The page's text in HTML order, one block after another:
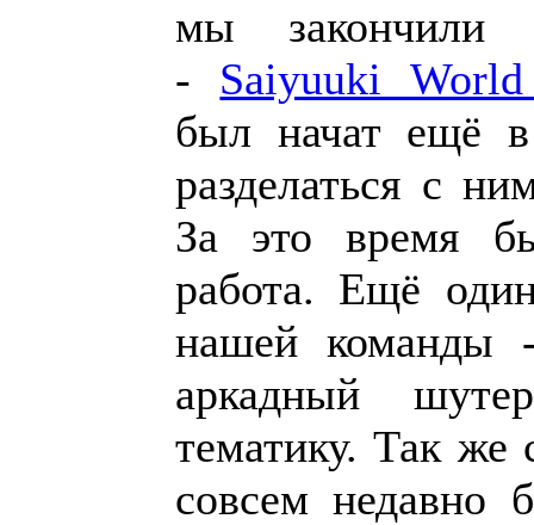
мы закончили
- Saiyuuki
был начат ещё
разделаться с
За это время
работа. Ещё
нашей
аркадный
тематику. Так
совсем недавно